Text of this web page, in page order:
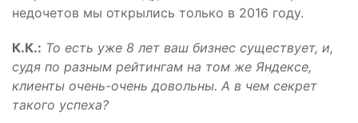
недочетов мы открылись только в 2016 году.
К.К.: То есть уже 8 лет ваш бизнес существует, и,
судя по разным рейтингам на том же Яндексе,
клиенты очень-очень довольны. А в чем секрет
такого успеха?